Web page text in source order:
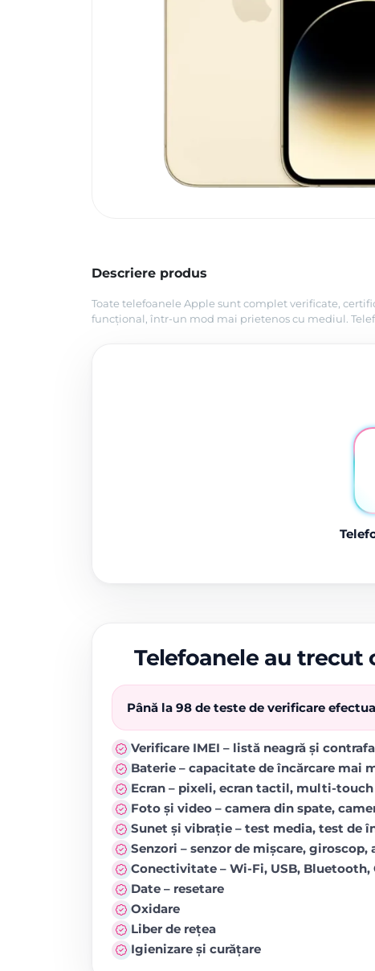
Descriere produs
Toate telefoanele Apple sunt complet verificate,
funcțional, într-un mod mai prietenos cu mediul.
Telefoanele au trecut
Până la 98 de teste de verificare
Verificare IMEI – listă neagră și
Baterie – capacitate de încărcare mai
Ecran – pixeli, ecran tactil, multi-touch
Foto și video – camera din spate,
Sunet și vibrație – test media, test de
Senzori – senzor de mișcare,
Conectivitate – Wi-Fi, USB, Bluetooth,
Date – resetare
Oxidare
Liber de rețea
Igienizare și curățare